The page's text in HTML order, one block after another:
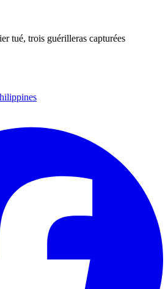
tué, trois guérilleras capturées